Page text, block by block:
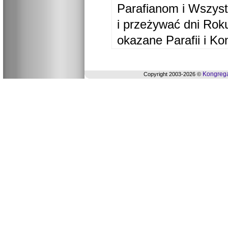
Parafianom i
i przeżywać dni
okazane Parafii i
Copyright 2003-2026 ©